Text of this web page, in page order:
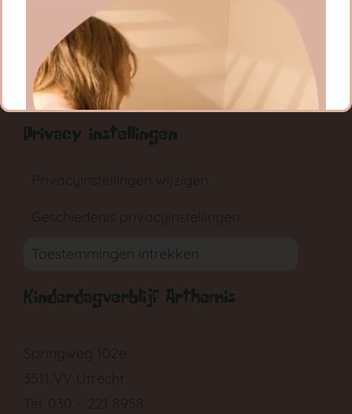
CONTACT
RONDLEIDING
AANMELDEN
Privacy instellingen
Privacyinstellingen wijzigen
Geschiedenis privacyinstellingen
Toestemmingen intrekken
Kinderdagverblijf Arthemis
Springweg 102e
3511 VV Utrecht
Tel: 030 – 221 8958